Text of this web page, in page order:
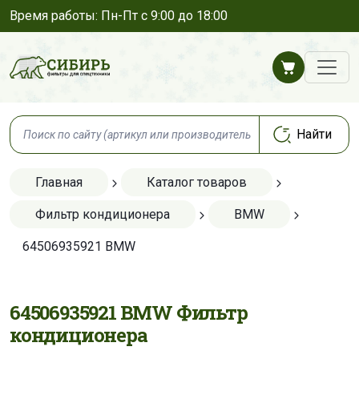
Время работы: Пн-Пт с 9:00 до 18:00
Главная Каталог товаров
Фильтр кондиционера BMW
64506935921 BMW
64506935921 BMW Фильтр
кондиционера